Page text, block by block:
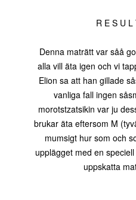
R E S U
Denna maträtt var såå
alla vill äta igen och vi
Elion sa att han gillade
vanliga fall ingen
morotstzatsikin var ju
brukar äta eftersom M
mumsigt hur som och
upplägget med en
uppskatta